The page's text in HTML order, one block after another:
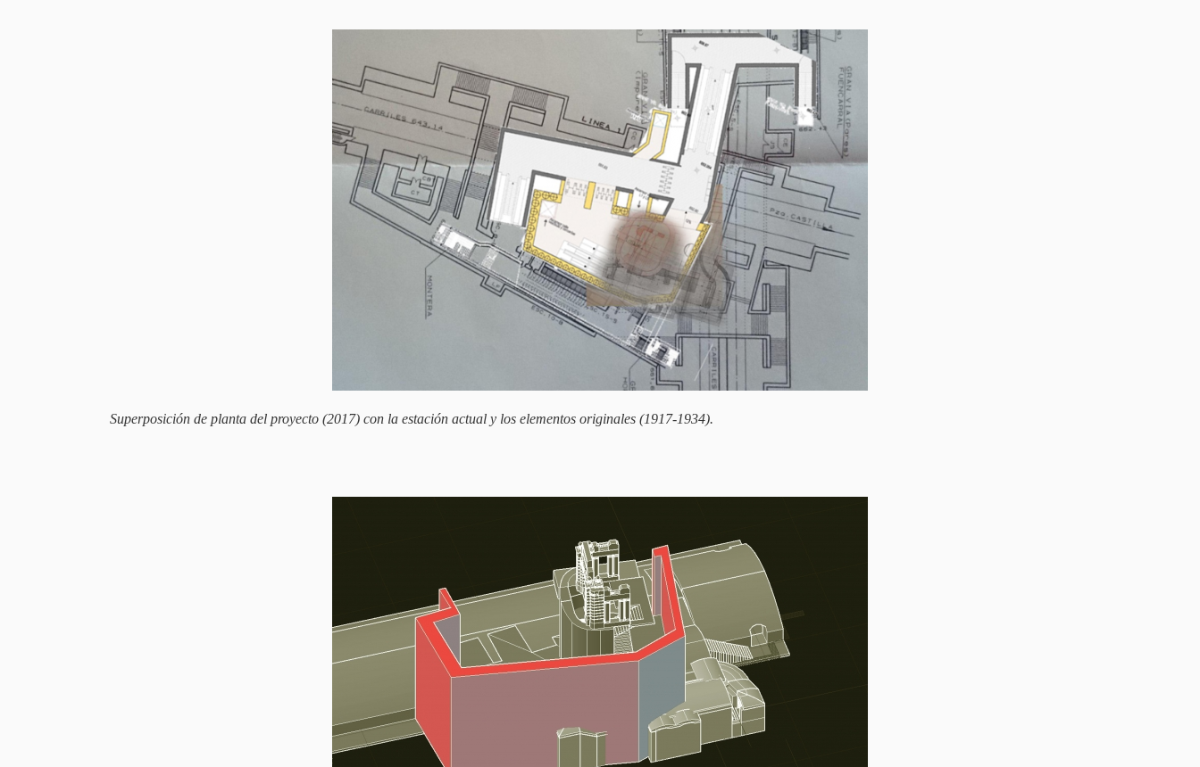
Superposición de planta del proyecto (2017) con la estación actual y los elementos originales (1917-1934).